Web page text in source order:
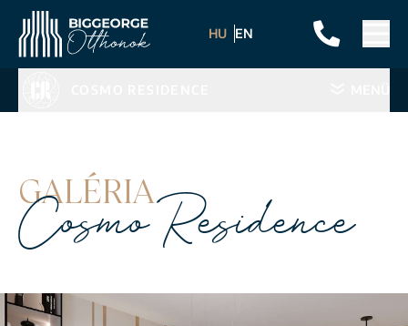
HU EN
GALÉRIA
Cosmo Residence